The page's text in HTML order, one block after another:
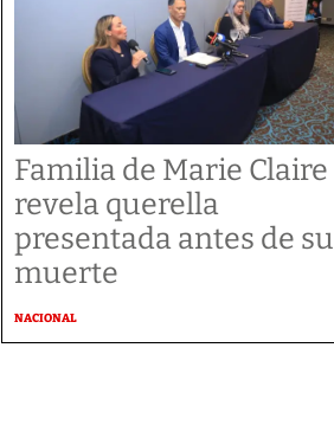
Familia de Marie Claire
revela querella
presentada antes de su
muerte
NACIONAL